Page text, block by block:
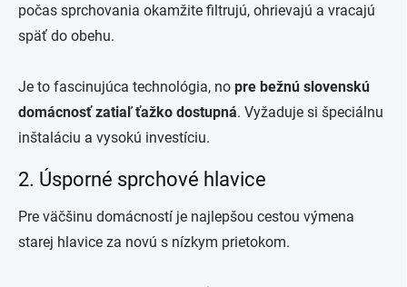
počas sprchovania okamžite filtrujú, ohrievajú a vracajú
späť do obehu.
Je to fascinujúca technológia, no pre bežnú slovenskú
domácnosť zatiaľ ťažko dostupná. Vyžaduje si špeciálnu
inštaláciu a vysokú investíciu.
2. Úsporné sprchové hlavice
Pre väčšinu domácností je najlepšou cestou výmena
starej hlavice za novú s nízkym prietokom.